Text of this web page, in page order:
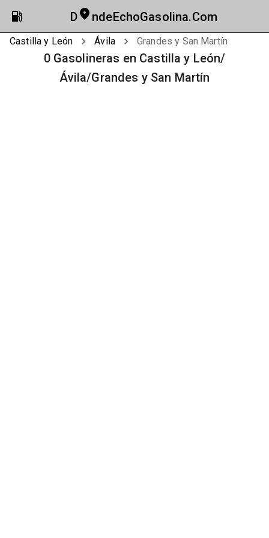
D ndeEchoGasolina.Com
Castilla y León Ávila Grandes y San Martín
0 Gasolineras en Castilla y León/
Ávila/Grandes y San Martín